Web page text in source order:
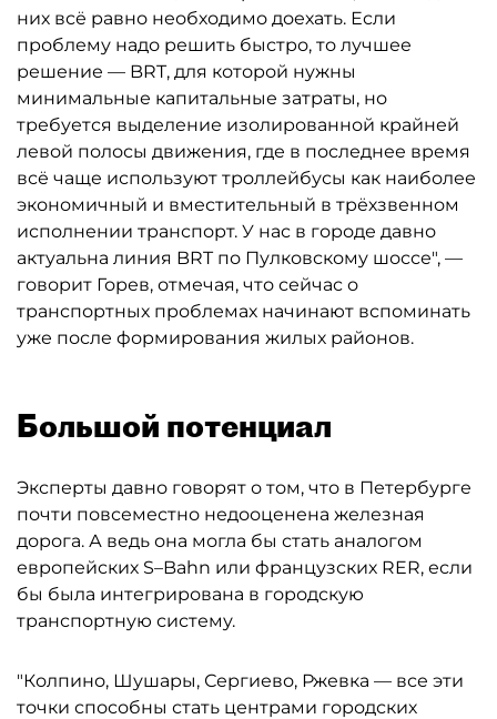
них всё равно необходимо доехать. Если
проблему надо решить быстро, то лучшее
решение — BRT, для которой нужны
минимальные капитальные затраты, но
требуется выделение изолированной крайней
левой полосы движения, где в последнее время
всё чаще используют троллейбусы как наиболее
экономичный и вместительный в трёхзвенном
исполнении транспорт. У нас в городе давно
актуальна линия BRT по Пулковскому шоссе", —
говорит Горев, отмечая, что сейчас о
транспортных проблемах начинают вспоминать
уже после формирования жилых районов.
Большой потенциал
Эксперты давно говорят о том, что в Петербурге
почти повсеместно недооценена железная
дорога. А ведь она могла бы стать аналогом
европейских S–Bahn или французских RER, если
бы была интегрирована в городскую
транспортную систему.
"Колпино, Шушары, Сергиево, Ржевка — все эти
точки способны стать центрами городских